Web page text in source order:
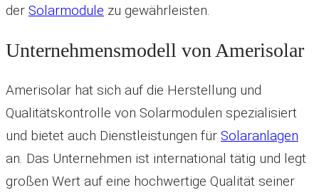
der Solarmodule zu gewährleisten.
Unternehmensmodell von Amerisolar
Amerisolar hat sich auf die Herstellung und
Qualitätskontrolle von Solarmodulen spezialisiert
und bietet auch Dienstleistungen für Solaranlagen
an. Das Unternehmen ist international tätig und legt
großen Wert auf eine hochwertige Qualität seiner